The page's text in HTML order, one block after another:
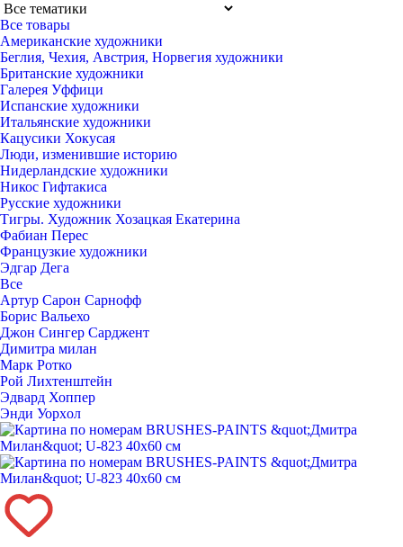
Все товары
Американские художники
Беглия, Чехия, Австрия, Норвегия художники
Британские художники
Галерея Уффици
Испанские художники
Итальянские художники
Кацусики Хокусая
Люди, изменившие историю
Нидерландские художники
Никос Гифтакиса
Русские художники
Тигры. Художник Хозацкая Екатерина
Фабиан Перес
Французкие художники
Эдгар Дега
Все
Артур Сарон Сарнофф
Борис Вальехо
Джон Сингер Сарджент
Димитра милан
Марк Ротко
Рой Лихтенштейн
Эдвард Хоппер
Энди Уорxол